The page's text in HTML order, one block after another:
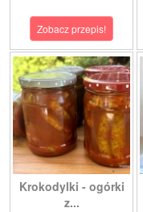
Zobacz przepis!
Krokodylki - ogórki
z...